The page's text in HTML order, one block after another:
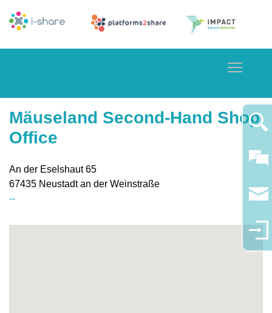
Mäuseland Second-Hand Shop
Office
An der Eselshaut 65
67435 Neustadt an der Weinstraße
--